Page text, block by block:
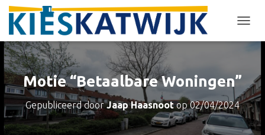
O
N
A
V
I
Motie “Betaalbare Woningen”
Gepubliceerd doorJaap Haasnootop02/04/2024